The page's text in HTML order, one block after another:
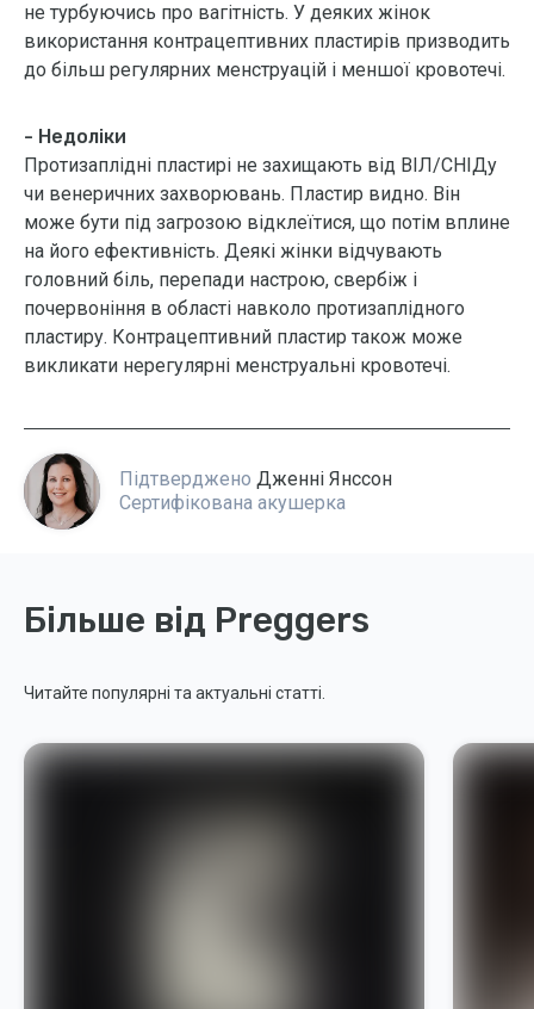
не турбуючись про вагітність. У деяких жінок
використання контрацептивних пластирів призводить
до більш регулярних менструацій і меншої кровотечі.
- Недоліки
Протизаплідні пластирі не захищають від ВІЛ/СНІДу
чи венеричних захворювань. Пластир видно. Він
може бути під загрозою відклеїтися, що потім вплине
на його ефективність. Деякі жінки відчувають
головний біль, перепади настрою, свербіж і
почервоніння в області навколо протизаплідного
пластиру. Контрацептивний пластир також може
викликати нерегулярні менструальні кровотечі.
Підтверджено Дженні Янссон
Сертифікована акушерка
Більше від Preggers
Читайте популярні та актуальні статті.